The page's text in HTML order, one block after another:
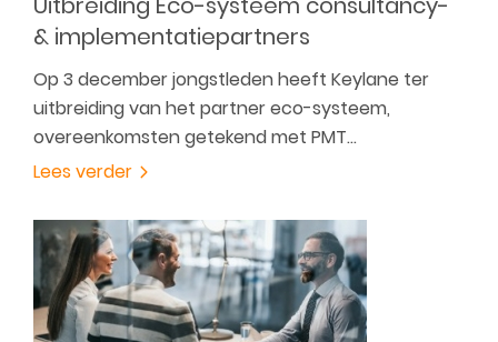
& implementatiepartners
Op 3 december jongstleden heeft Keylane ter
uitbreiding van het partner eco-systeem,
overeenkomsten getekend met PMT…
Lees verder